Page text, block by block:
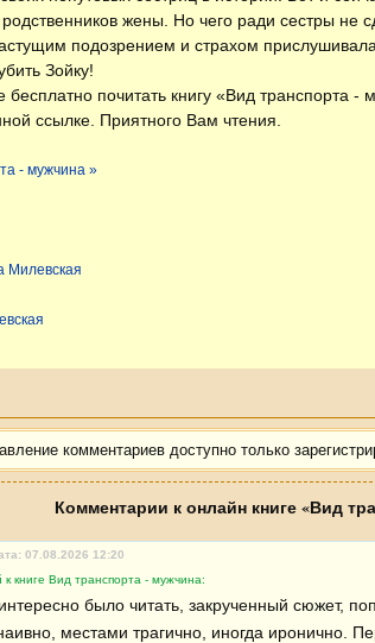
жены. Но чего ради сестры
подозрением и страхом
Зойку!
бесплатно почитать книгу «Вид транспорта -
ссылке. Приятного Вам чтения.
- мужчина »
Милевская
комментариев доступно только
Комментарии к онлайн книге «Вид
07.08.2026 12:20
книге Вид транспорта - мужчина:
было читать, закрученный сюжет,
местами трагично, иногда иронично.